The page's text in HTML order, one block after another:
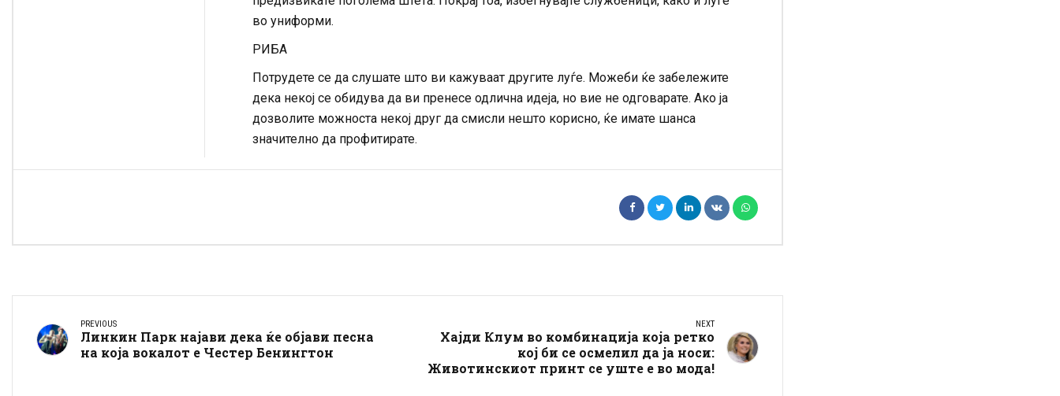
во униформи.
РИБА
Потрудете се да слушате што ви кажуваат другите луѓе. Можеби ќе забележите
дека некој се обидува да ви пренесе одлична идеја, но вие не одговарате. Ако ја
дозволите можноста некој друг да смисли нешто корисно, ќе имате шанса
значително да профитирате.
PREVIOUS
Линкин Парк најави дека ќе објави песна
на која вокалот е Честер Бенингтон
NEXT
Хајди Клум во комбинација која ретко
кој би се осмелил да ја носи:
Животинскиот принт се уште е во мода!